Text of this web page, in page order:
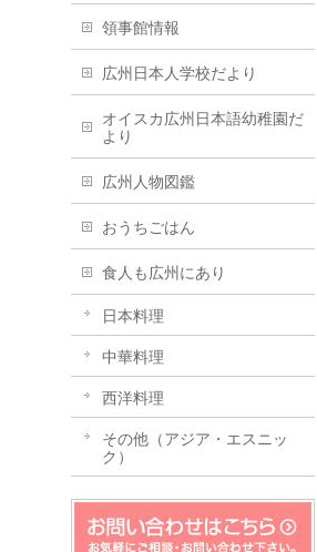
領事館情報
広州日本人学校だより
オイスカ広州日本語幼稚園だ
より
広州人物図鑑
おうちごはん
食人も広州にあり
日本料理
中華料理
西洋料理
その他（アジア・エスニッ
ク）